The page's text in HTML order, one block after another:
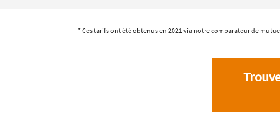
* Ces tarifs ont été obtenus en 2021 via notre comparateur de